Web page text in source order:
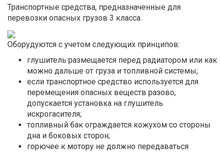
Транспортные средства, предназначенные для
перевозки опасных грузов 3 класса.
Оборудуются с учетом следующих принципов:
глушитель размещается перед радиатором или как
можно дальше от груза и топливной системы;
если транспортное средство используется для
перемещения опасных веществ разово,
допускается установка на глушитель
искрогасителя;
топливный бак ограждается кожухом со стороны
дна и боковых сторон;
горючее к мотору не должно передаваться